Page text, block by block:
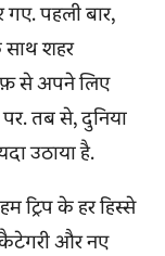
पहली बार,
शहर
से अपने लिए
तब से, दुनिया
उठाया है.
ट्रिप के हर हिस्से
और नए